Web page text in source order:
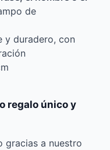
de
y duradero, con
regalo único y
gracias a nuestro